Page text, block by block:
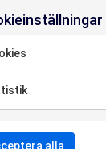
alla